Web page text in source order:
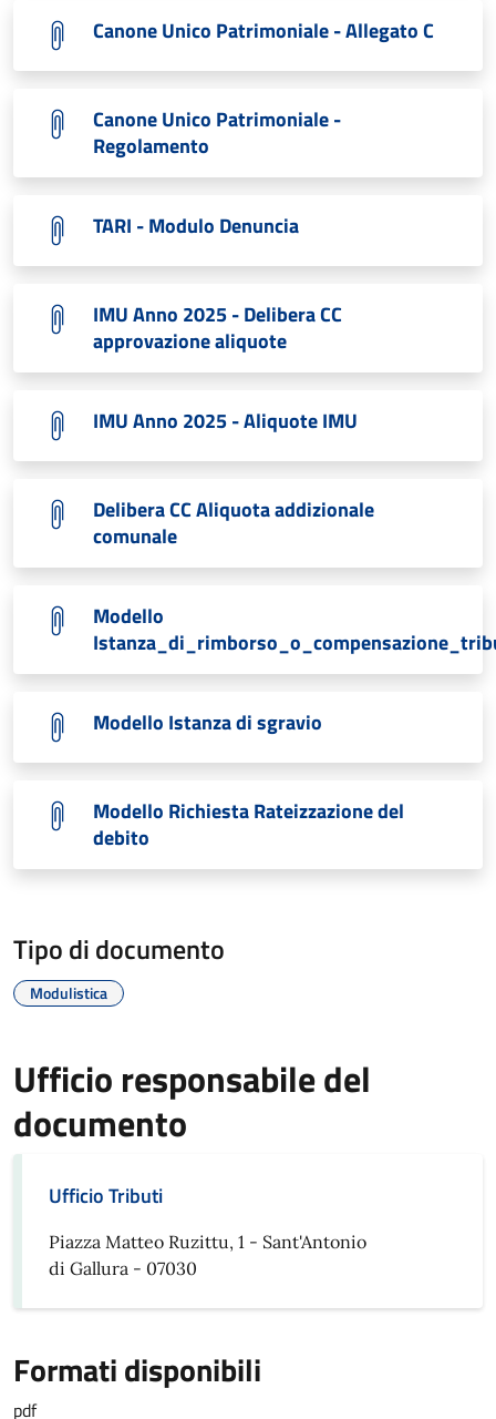
Canone Unico Patrimoniale - Allegato C
Canone Unico Patrimoniale -
Regolamento
TARI - Modulo Denuncia
IMU Anno 2025 - Delibera CC
approvazione aliquote
IMU Anno 2025 - Aliquote IMU
Delibera CC Aliquota addizionale
comunale
Modello
Modello Istanza di sgravio
Modello Richiesta Rateizzazione del
debito
Tipo di documento
Modulistica
Ufficio responsabile del
documento
Ufficio Tributi
Piazza Matteo Ruzittu, 1 - Sant'Antonio
di Gallura - 07030
Formati disponibili
pdf